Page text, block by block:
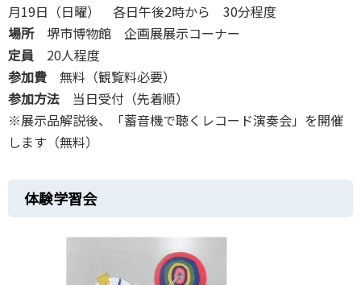
月19日（日曜） 各日午後2時から 30分程度
場所堺市博物館 企画展展示コーナー
定員 20人程度
参加費 無料（観覧料必要）
参加方法 当日受付（先着順）
※展示品解説後、「蓄音機で聴くレコード演奏会」を開催
します（無料）
体験学習会